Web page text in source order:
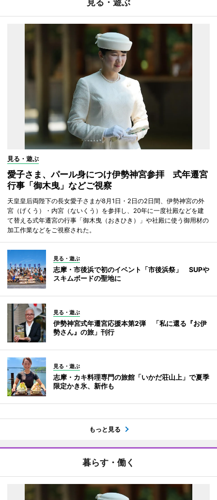
見る・遊ぶ
見る・遊ぶ
愛子さま、パール身につけ伊勢神宮参拝 式年遷宮
行事「御木曳」などご視察
天皇皇后両陛下の長女愛子さまが8月1日・2日の2日間、伊勢神宮の外
宮（げくう）・内宮（ないくう）を参拝し、20年に一度社殿などを建
て替える式年遷宮の行事「御木曳（おきひき）」や社殿に使う御用材の
加工作業などをご視察された。
見る・遊ぶ
志摩・市後浜で初のイベント「市後浜祭」 SUPや
スキムボードの聖地に
見る・遊ぶ
伊勢神宮式年遷宮応援本第2弾 「私に還る『お伊
勢さん』の旅」刊行
見る・遊ぶ
志摩・カキ料理専門の旅館「いかだ荘山上」で夏季
限定かき氷、新作も
もっと見る
暮らす・働く